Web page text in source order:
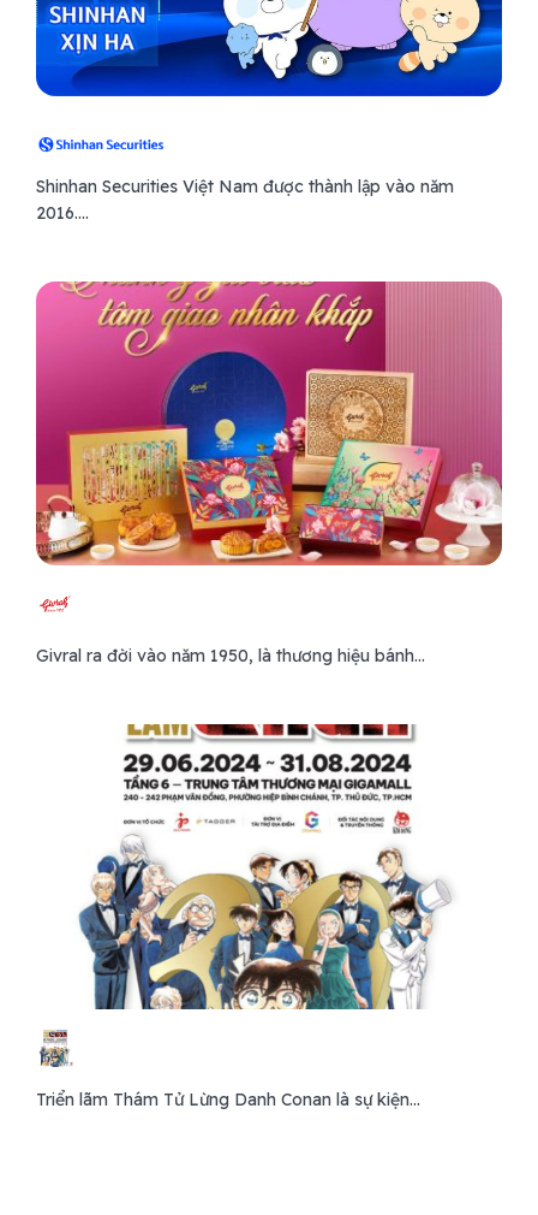
Shinhan Securities Việt Nam được thành lập vào năm
2016....
Givral ra đời vào năm 1950, là thương hiệu bánh...
Triển lãm Thám Tử Lừng Danh Conan là sự kiện...